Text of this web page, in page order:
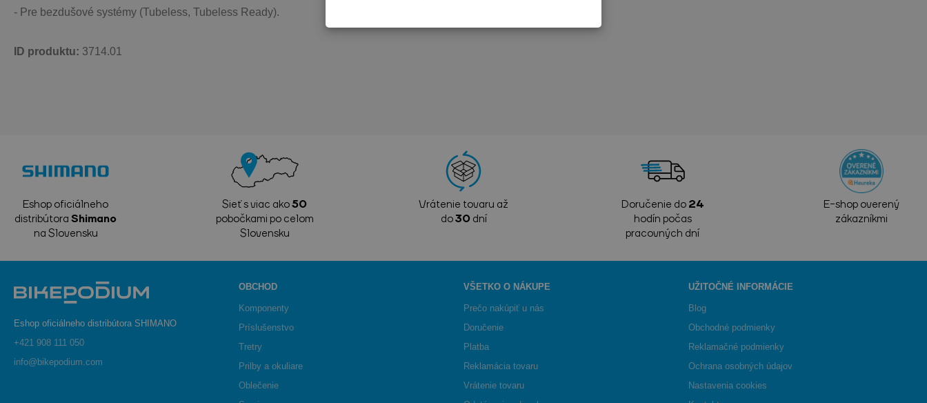
- Pre bezdušové systémy (Tubeless, Tubeless Ready).
ID produktu: 3714.01
Eshop oficiálneho
distribútoraShimano
na Slovensku
Sieť s viac ako50
pobočkami po celom
Slovensku
Vrátenie tovaru až
do30dní
Doručenie do24
hodín počas
pracovných dní
E-shop overený
zákazníkmi
Eshop oficiálneho distribútora SHIMANO
+421 908 111 050
info@bikepodium.com
OBCHOD
Komponenty
Príslušenstvo
Tretry
Prilby a okuliare
Oblečenie
VŠETKO O NÁKUPE
Prečo nakúpiť u nás
Doručenie
Platba
Reklamácia tovaru
Vrátenie tovaru
UŽITOČNÉ INFORMÁCIE
Blog
Obchodné podmienky
Reklamačné podmienky
Ochrana osobných údajov
Nastavenia cookies